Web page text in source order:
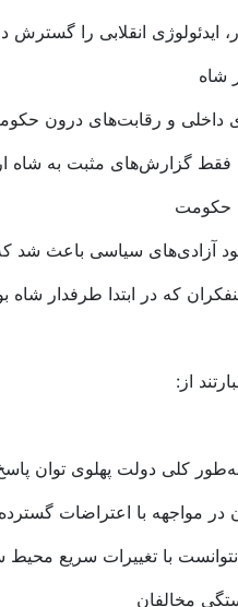
ایدئولوژی انقلابی را
داخلی و رقابت‌های درون
گزارش‌های مثبت به شاه
آزادی‌های سیاسی باعث
که در ابتدا طرفدار شاه
از:
کلی دولت پهلوی توان
در مواجهه با اعتراضات
با تغییرات سریع